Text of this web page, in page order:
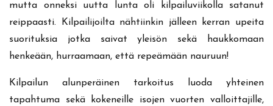
mutta onneksi uutta lunta oli kilpailuviikolla satanut
reippaasti. Kilpailijoilta nähtiinkin jälleen kerran upeita
suorituksia jotka saivat yleisön sekä haukkomaan
henkeään, hurraamaan, että repeämään nauruun!
Kilpailun alunperäinen tarkoitus luoda yhteinen
tapahtuma sekä kokeneille isojen vuorten valloittajille,